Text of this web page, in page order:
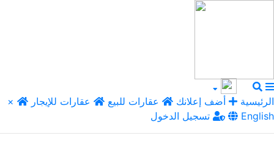
× الرئيسية أضف إعلانك عقارات للبيع
عقارات للإيجار
تسجيل الدخول
English